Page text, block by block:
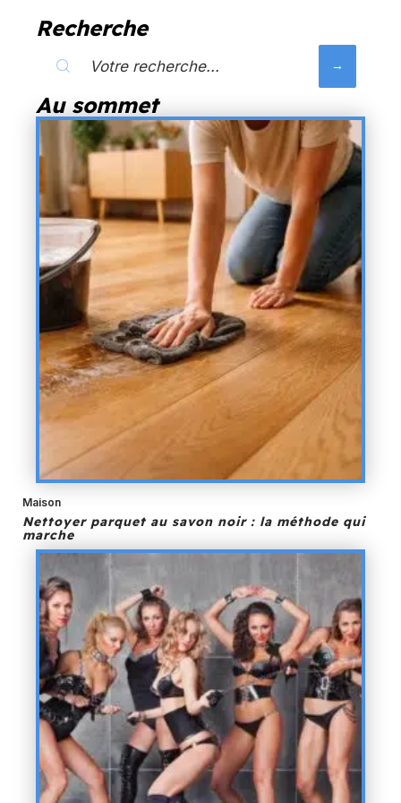
Recherche
Au sommet
Maison
Nettoyer parquet au savon noir : la méthode qui
marche